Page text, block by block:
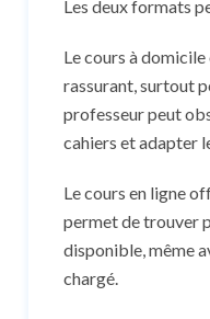
Les deux formats
Le cours à
rassurant, surtout
professeur peut
cahiers et adapter
Le cours en ligne
permet de trouver
disponible, même
chargé.